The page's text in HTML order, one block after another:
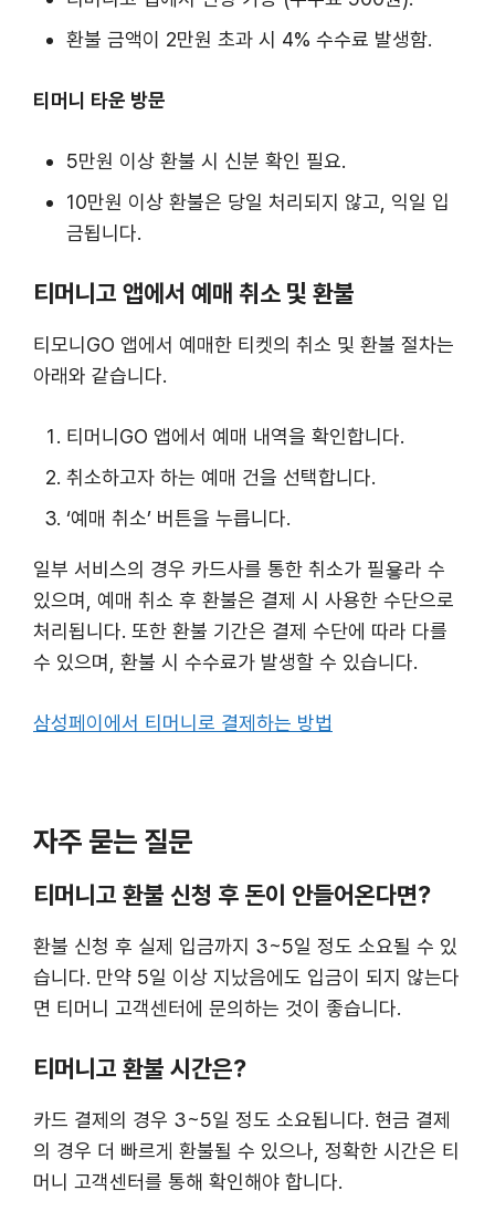
환불 금액이 2만원 초과 시 4% 수수료 발생함.
티머니 타운 방문
5만원 이상 환불 시 신분 확인 필요.
10만원 이상 환불은 당일 처리되지 않고, 익일 입
금됩니다.
티머니고 앱에서 예매 취소 및 환불
티모니GO 앱에서 예매한 티켓의 취소 및 환불 절차는
아래와 같습니다.
티머니GO 앱에서 예매 내역을 확인합니다.
취소하고자 하는 예매 건을 선택합니다.
‘예매 취소’ 버튼을 누릅니다.
일부 서비스의 경우 카드사를 통한 취소가 필욯라 수
있으며, 예매 취소 후 환불은 결제 시 사용한 수단으로
처리됩니다. 또한 환불 기간은 결제 수단에 따라 다를
수 있으며, 환불 시 수수료가 발생할 수 있습니다.
삼성페이에서 티머니로 결제하는 방법
자주 묻는 질문
티머니고 환불 신청 후 돈이 안들어온다면?
환불 신청 후 실제 입금까지 3~5일 정도 소요될 수 있
습니다. 만약 5일 이상 지났음에도 입금이 되지 않는다
면 티머니 고객센터에 문의하는 것이 좋습니다.
티머니고 환불 시간은?
카드 결제의 경우 3~5일 정도 소요됩니다. 현금 결제
의 경우 더 빠르게 환불될 수 있으나, 정확한 시간은 티
머니 고객센터를 통해 확인해야 합니다.